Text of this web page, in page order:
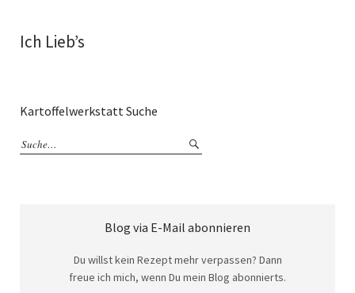
Ich Lieb’s
Kartoffelwerkstatt Suche
Blog via E-Mail abonnieren
Du willst kein Rezept mehr verpassen? Dann
freue ich mich, wenn Du mein Blog abonnierts.